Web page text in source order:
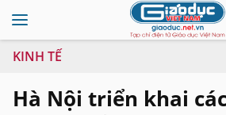
KINH TẾ
Hà Nội triển khai